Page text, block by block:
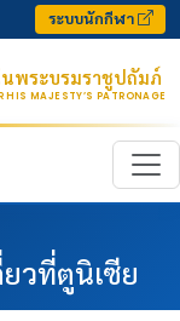
ระบบนักกีฬา
นพระบรมราชูปถัมภ์
HIS MAJESTY’S PATRONAGE
วที่ตูนิเซีย